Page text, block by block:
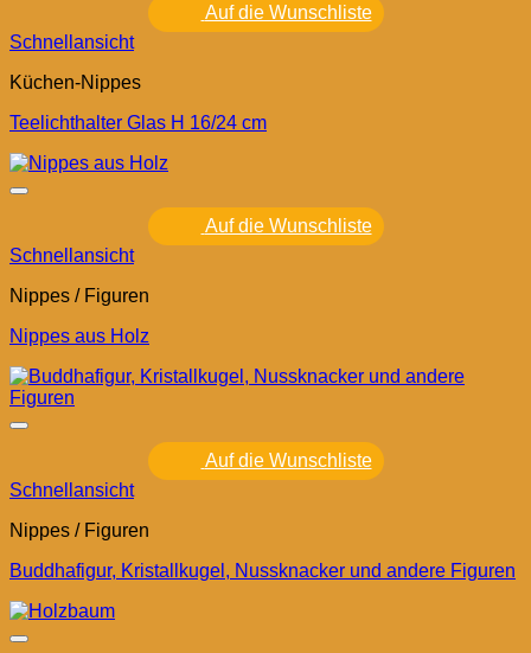
Auf die Wunschliste
Schnellansicht
Küchen-Nippes
Teelichthalter Glas H 16/24 cm
Auf die Wunschliste
Schnellansicht
Nippes / Figuren
Nippes aus Holz
Auf die Wunschliste
Schnellansicht
Nippes / Figuren
Buddhafigur, Kristallkugel, Nussknacker und andere Figuren